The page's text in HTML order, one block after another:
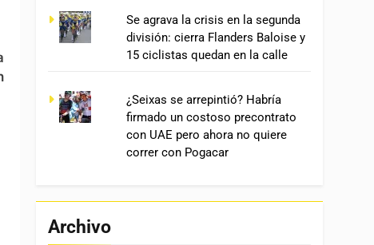
Se agrava la crisis en la segunda
división: cierra Flanders Baloise y
15 ciclistas quedan en la calle
¿Seixas se arrepintió? Habría
firmado un costoso precontrato
con UAE pero ahora no quiere
correr con Pogacar
Archivo